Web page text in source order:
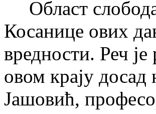
Област
Косанице ових
вредности. Реч је
овом крају
Јашовић,